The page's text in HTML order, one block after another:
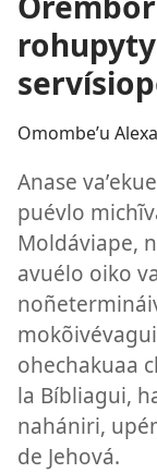
rohupyty
Omombeʼu
Anase
puévlo
Moldáviape,
avuélo oiko
ohechakuaa
la Bíbliagui,
nahániri,
de Jehová.